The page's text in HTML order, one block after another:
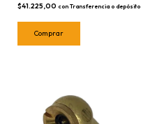
$41.225,00 con Transferencia o depósito